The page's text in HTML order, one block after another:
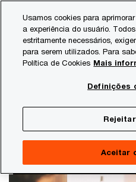
content
footer
Indústrias e
Entenda as principais
nova norma IFRS 9 –
Usamos cookies para
a experiência do usuário.
estritamente necessários,
para serem utilizados. Para
Política de Cookies Mais
Definições
Aceitar